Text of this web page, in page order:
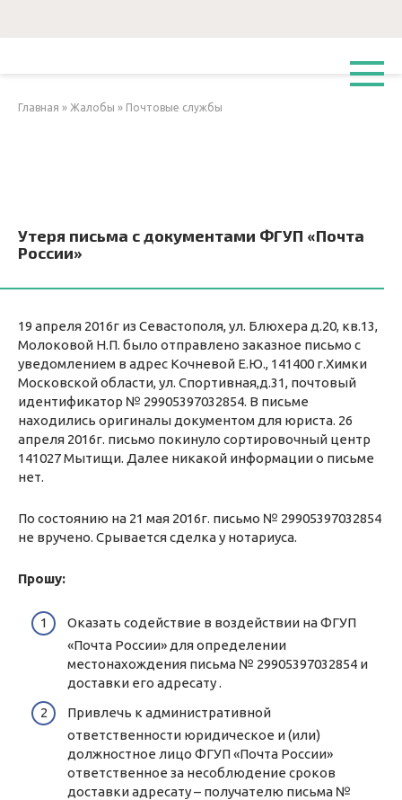
Главная » Жалобы » Почтовые службы
Утеря письма с документами ФГУП «Почта
России»
19 апреля 2016г из Севастополя, ул. Блюхера д.20, кв.13,
Молоковой Н.П. было отправлено заказное письмо с
уведомлением в адрес Кочневой Е.Ю., 141400 г.Химки
Московской области, ул. Спортивная,д.31, почтовый
идентификатор № 29905397032854. В письме
находились оригиналы документом для юриста. 26
апреля 2016г. письмо покинуло сортировочный центр
141027 Мытищи. Далее никакой информации о письме
нет.
По состоянию на 21 мая 2016г. письмо № 29905397032854
не вручено. Срывается сделка у нотариуса.
Прошу:
Оказать содействие в воздействии на ФГУП
«Почта России» для определении
местонахождения письма № 29905397032854 и
доставки его адресату .
Привлечь к административной
ответственности юридическое и (или)
должностное лицо ФГУП «Почта России»
ответственное за несоблюдение сроков
доставки адресату – получателю письма №